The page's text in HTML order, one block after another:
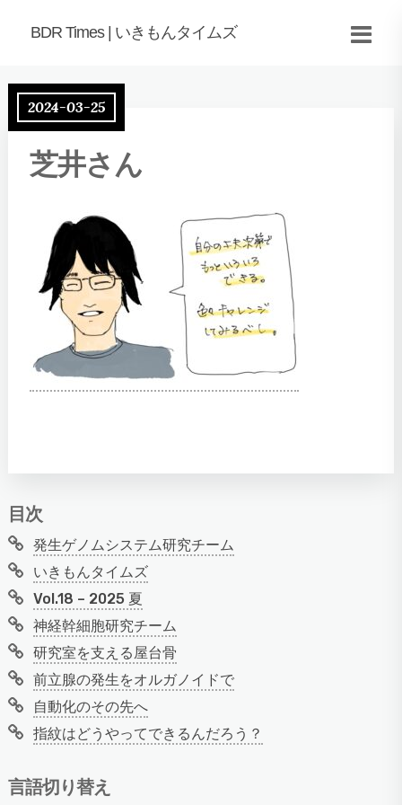
BDR Times | いきもんタイムズ
2024-03-25
芝井さん
目次
発生ゲノムシステム研究チーム
いきもんタイムズ
Vol.18 – 2025 夏
神経幹細胞研究チーム
研究室を支える屋台骨
前立腺の発生をオルガノイドで
自動化のその先へ
指紋はどうやってできるんだろう？
言語切り替え